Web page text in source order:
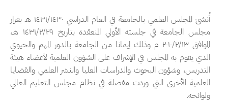
أُنشئ المجلس العلمي بالجامعة في العام الدراسي ١٤٣١/١٤٣٠ هـ بقرار
مجلس الجامعة في جلسته الأولي المنعقدة بتاريخ ١٤٣١/٢/٢٩ هـ،
الموافق ٢٠١٠/٢/١٣ م وذلك إيمانا من الجامعة بالدور المهم والحيوي
الذي يقوم به المجلس في الإشراف على الشؤون العلمية لأعضاء هيئة
التدريس، وشؤون البحوث والدراسات العليا والنشر العلمي والقضايا
العلمية الأخرى التي وردت مفصلة في نظام مجلس التعليم العالي
ولوائحه.